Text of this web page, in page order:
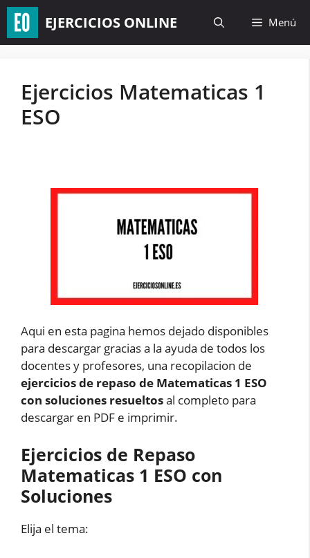
Saltar
contenido
EJERCICIOS ONLINE Menú
Ejercicios Matematicas 1
ESO
Aqui en esta pagina hemos dejado disponibles
para descargar gracias a la ayuda de todos los
docentes y profesores, una recopilacion de
ejercicios de repaso de Matematicas 1 ESO
con soluciones resueltosal completo para
descargar en PDF e imprimir.
Ejercicios de Repaso
Matematicas 1 ESO con
Soluciones
Elija el tema: